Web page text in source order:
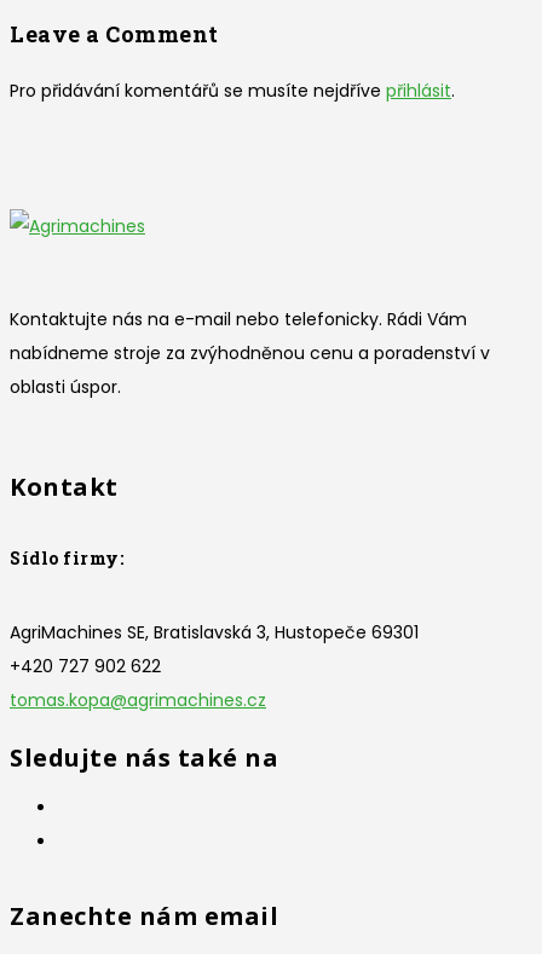
Leave a Comment
Pro přidávání komentářů se musíte nejdříve přihlásit.
Kontaktujte nás na e-mail nebo telefonicky. Rádi Vám
nabídneme stroje za zvýhodněnou cenu a poradenství v
oblasti úspor.
Kontakt
Sídlo firmy:
AgriMachines SE, Bratislavská 3, Hustopeče 69301
+420 727 902 622
tomas.kopa@agrimachines.cz
Sledujte nás také na
Zanechte nám email